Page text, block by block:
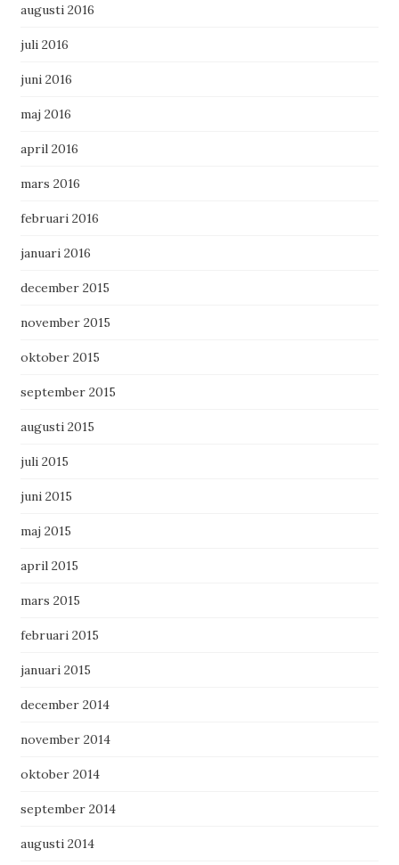
augusti 2016
juli 2016
juni 2016
maj 2016
april 2016
mars 2016
februari 2016
januari 2016
december 2015
november 2015
oktober 2015
september 2015
augusti 2015
juli 2015
juni 2015
maj 2015
april 2015
mars 2015
februari 2015
januari 2015
december 2014
november 2014
oktober 2014
september 2014
augusti 2014